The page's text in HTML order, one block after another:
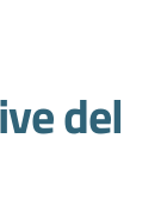
del